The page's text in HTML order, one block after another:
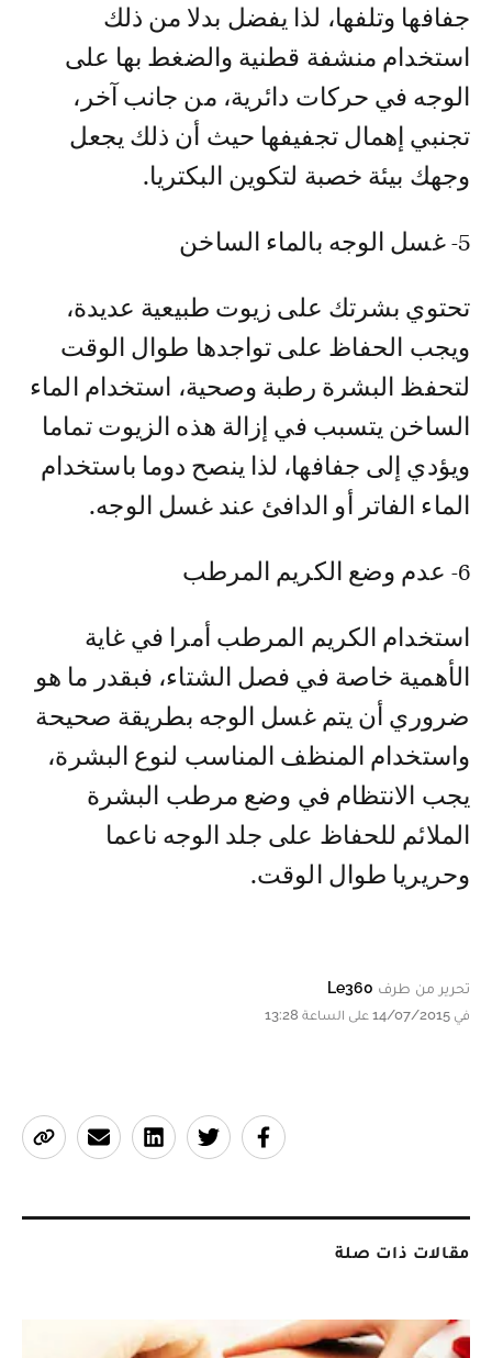
جفافها وتلفها، لذا يفضل بدلا من ذلك
استخدام منشفة قطنية والضغط بها على
الوجه في حركات دائرية، من جانب آخر،
تجنبي إهمال تجفيفها حيث أن ذلك يجعل
وجهك بيئة خصبة لتكوين البكتريا.
5- غسل الوجه بالماء الساخن
تحتوي بشرتك على زيوت طبيعية عديدة،
ويجب الحفاظ على تواجدها طوال الوقت
لتحفظ البشرة رطبة وصحية، استخدام الماء
الساخن يتسبب في إزالة هذه الزيوت تماما
ويؤدي إلى جفافها، لذا ينصح دوما باستخدام
الماء الفاتر أو الدافئ عند غسل الوجه.
6- عدم وضع الكريم المرطب
استخدام الكريم المرطب أمرا في غاية
الأهمية خاصة في فصل الشتاء، فبقدر ما هو
ضروري أن يتم غسل الوجه بطريقة صحيحة
واستخدام المنظف المناسب لنوع البشرة،
يجب الانتظام في وضع مرطب البشرة
الملائم للحفاظ على جلد الوجه ناعما
وحريريا طوال الوقت.
تحرير من طرف Le360
في 14/07/2015 على الساعة 13:28
مقالات ذات صلة